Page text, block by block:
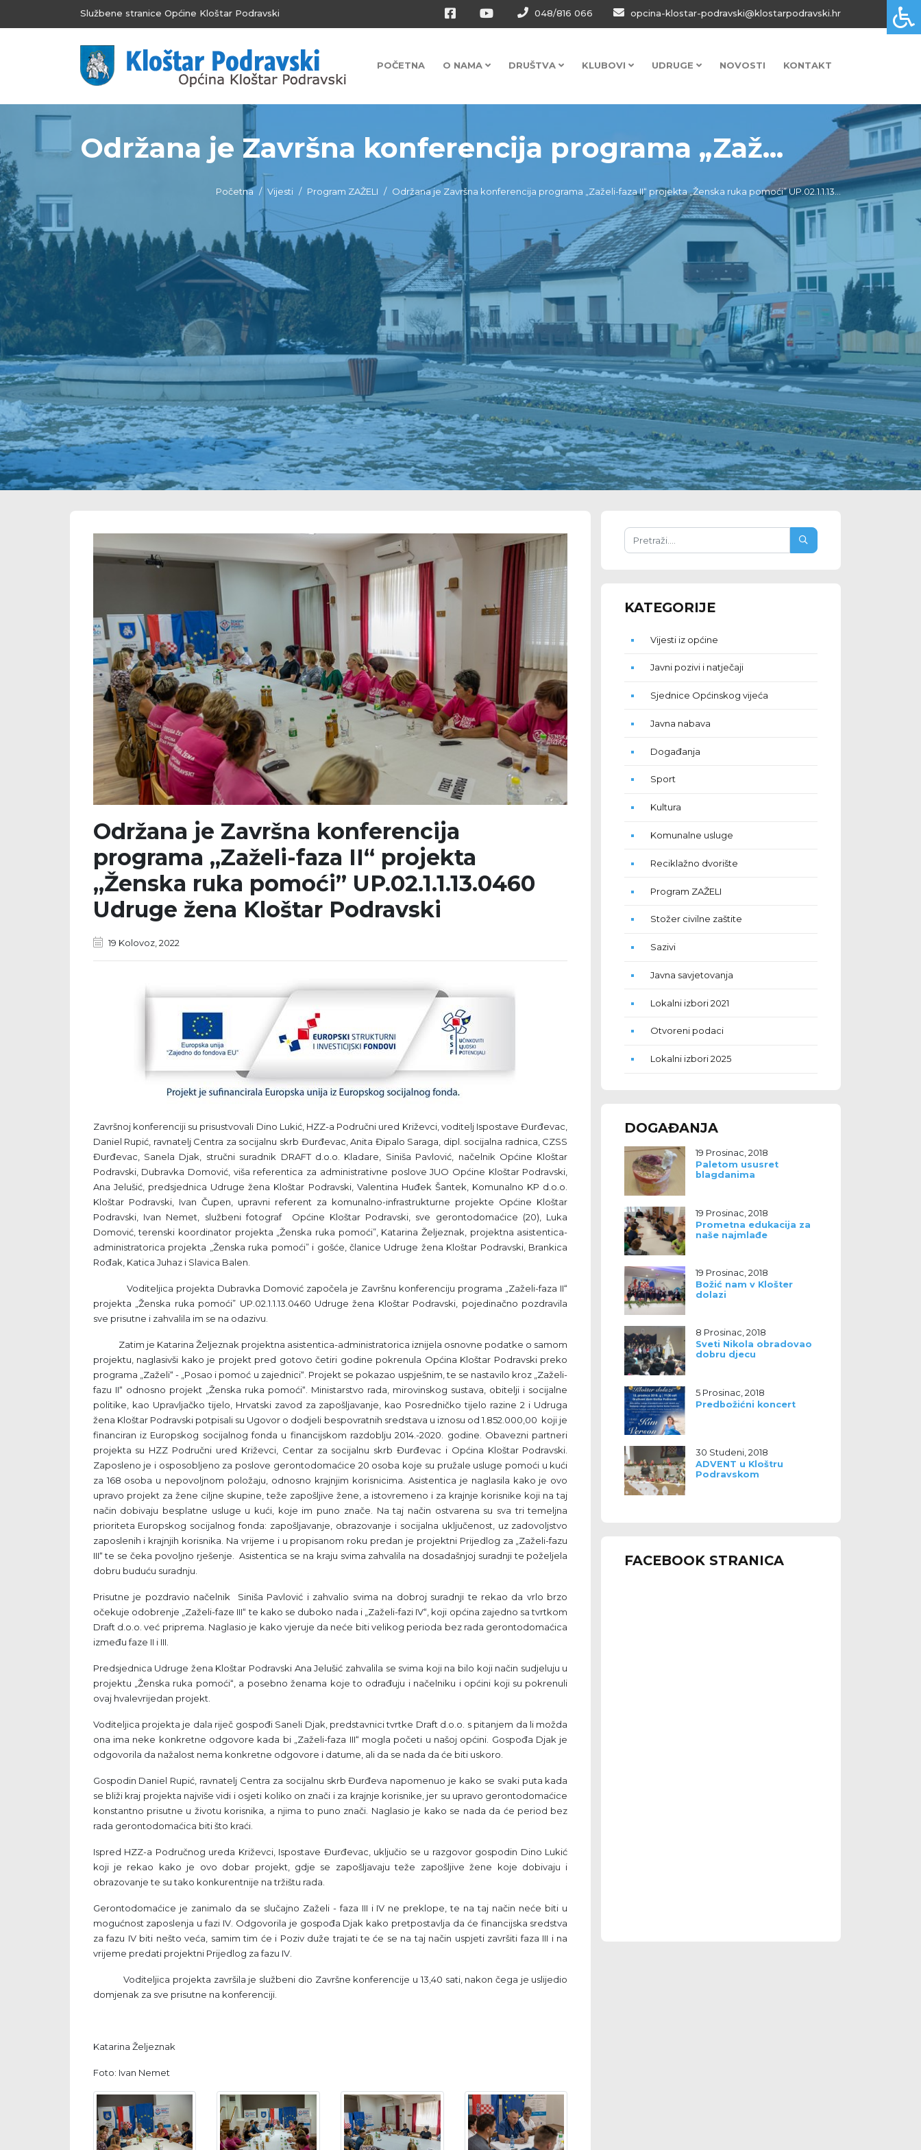
Službene stranice Općine Kloštar Podravski 048/816 066 opcina-klostar-podravski@klostarpodravski.hr
POČETNA O NAMA DRUŠTVA KLUBOVI UDRUGE NOVOSTI KONTAKT
Održana je Završna konferencija programa „Zaž...
Početna Vijesti Program ZAŽELI Održana je Završna konferencija programa „Zaželi-faza II“ projekta „Ženska ruka pomoći” UP.02.1.1.13...
Održana je Završna konferencija
programa „Zaželi-faza II“ projekta
„Ženska ruka pomoći” UP.02.1.1.13.0460
Udruge žena Kloštar Podravski
19 Kolovoz, 2022
Završnoj konferenciji su prisustvovali Dino Lukić, HZZ-a Područni ured Križevci, voditelj Ispostave Đurđevac,
Daniel Rupić, ravnatelj Centra za socijalnu skrb Đurđevac, Anita Đipalo Saraga, dipl. socijalna radnica, CZSS
Đurđevac, Sanela Djak, stručni suradnik DRAFT d.o.o. Kladare, Siniša Pavlović, načelnik Općine Kloštar
Podravski, Dubravka Domović, viša referentica za administrativne poslove JUO Općine Kloštar Podravski,
Ana Jelušić, predsjednica Udruge žena Kloštar Podravski, Valentina Huđek Šantek, Komunalno KP d.o.o.
Kloštar Podravski, Ivan Čupen, upravni referent za komunalno-infrastrukturne projekte Općine Kloštar
Podravski, Ivan Nemet, službeni fotograf Općine Kloštar Podravski, sve gerontodomaćice (20), Luka
Domović, terenski koordinator projekta „Ženska ruka pomoći”, Katarina Željeznak, projektna asistentica-
administratorica projekta „Ženska ruka pomoći” i gošće, članice Udruge žena Kloštar Podravski, Brankica
Rođak, Katica Juhaz i Slavica Balen.
Voditeljica projekta Dubravka Domović započela je Završnu konferenciju programa „Zaželi-faza II“
projekta „Ženska ruka pomoći” UP.02.1.1.13.0460 Udruge žena Kloštar Podravski, pojedinačno pozdravila
sve prisutne i zahvalila im se na odazivu.
Zatim je Katarina Željeznak projektna asistentica-administratorica iznijela osnovne podatke o samom
projektu, naglasivši kako je projekt pred gotovo četiri godine pokrenula Općina Kloštar Podravski preko
programa „Zaželi“ - „Posao i pomoć u zajednici“. Projekt se pokazao uspješnim, te se nastavilo kroz „Zaželi-
fazu II“ odnosno projekt „Ženska ruka pomoći“. Ministarstvo rada, mirovinskog sustava, obitelji i socijalne
politike, kao Upravljačko tijelo, Hrvatski zavod za zapošljavanje, kao Posredničko tijelo razine 2 i Udruga
žena Kloštar Podravski potpisali su Ugovor o dodjeli bespovratnih sredstava u iznosu od 1.852.000,00 koji je
financiran iz Europskog socijalnog fonda u financijskom razdoblju 2014.-2020. godine. Obavezni partneri
projekta su HZZ Područni ured Križevci, Centar za socijalnu skrb Đurđevac i Općina Kloštar Podravski.
Zaposleno je i osposobljeno za poslove gerontodomaćice 20 osoba koje su pružale usluge pomoći u kući
za 168 osoba u nepovoljnom položaju, odnosno krajnjim korisnicima. Asistentica je naglasila kako je ovo
upravo projekt za žene ciljne skupine, teže zapošljive žene, a istovremeno i za krajnje korisnike koji na taj
način dobivaju besplatne usluge u kući, koje im puno znače. Na taj način ostvarena su sva tri temeljna
prioriteta Europskog socijalnog fonda: zapošljavanje, obrazovanje i socijalna uključenost, uz zadovoljstvo
zaposlenih i krajnjih korisnika. Na vrijeme i u propisanom roku predan je projektni Prijedlog za „Zaželi-fazu
III“ te se čeka povoljno rješenje. Asistentica se na kraju svima zahvalila na dosadašnjoj suradnji te poželjela
dobru buduću suradnju.
Prisutne je pozdravio načelnik Siniša Pavlović i zahvalio svima na dobroj suradnji te rekao da vrlo brzo
očekuje odobrenje „Zaželi-faze III“ te kako se duboko nada i „Zaželi-fazi IV“, koji općina zajedno sa tvrtkom
Draft d.o.o. već priprema. Naglasio je kako vjeruje da neće biti velikog perioda bez rada gerontodomaćica
između faze II i III.
Predsjednica Udruge žena Kloštar Podravski Ana Jelušić zahvalila se svima koji na bilo koji način sudjeluju u
projektu „Ženska ruka pomoći“, a posebno ženama koje to odrađuju i načelniku i općini koji su pokrenuli
ovaj hvalevrijedan projekt.
Voditeljica projekta je dala riječ gospođi Saneli Djak, predstavnici tvrtke Draft d.o.o. s pitanjem da li možda
ona ima neke konkretne odgovore kada bi „Zaželi-faza III“ mogla početi u našoj općini. Gospođa Djak je
odgovorila da nažalost nema konkretne odgovore i datume, ali da se nada da će biti uskoro.
Gospodin Daniel Rupić, ravnatelj Centra za socijalnu skrb Đurđeva napomenuo je kako se svaki puta kada
se bliži kraj projekta najviše vidi i osjeti koliko on znači i za krajnje korisnike, jer su upravo gerontodomaćice
konstantno prisutne u životu korisnika, a njima to puno znači. Naglasio je kako se nada da će period bez
rada gerontodomaćica biti što kraći.
Ispred HZZ-a Područnog ureda Križevci, Ispostave Đurđevac, uključio se u razgovor gospodin Dino Lukić
koji je rekao kako je ovo dobar projekt, gdje se zapošljavaju teže zapošljive žene koje dobivaju i
obrazovanje te su tako konkurentnije na tržištu rada.
Gerontodomaćice je zanimalo da se slučajno Zaželi - faza III i IV ne preklope, te na taj način neće biti u
mogućnost zaposlenja u fazi IV. Odgovorila je gospođa Djak kako pretpostavlja da će financijska sredstva
za fazu IV biti nešto veća, samim tim će i Poziv duže trajati te će se na taj način uspjeti završiti faza III i na
vrijeme predati projektni Prijedlog za fazu IV.
Voditeljica projekta završila je službeni dio Završne konferencije u 13,40 sati, nakon čega je uslijedio
domjenak za sve prisutne na konferenciji.
Katarina Željeznak
Foto: Ivan Nemet
KATEGORIJE
Vijesti iz općine
Javni pozivi i natječaji
Sjednice Općinskog vijeća
Javna nabava
Događanja
Sport
Kultura
Komunalne usluge
Reciklažno dvorište
Program ZAŽELI
Stožer civilne zaštite
Sazivi
Javna savjetovanja
Lokalni izbori 2021
Otvoreni podaci
Lokalni izbori 2025
DOGAĐANJA
19 Prosinac, 2018
Paletom ususret
blagdanima
19 Prosinac, 2018
Prometna edukacija za
naše najmlađe
19 Prosinac, 2018
Božić nam v Klošter
dolazi
8 Prosinac, 2018
Sveti Nikola obradovao
dobru djecu
5 Prosinac, 2018
Predbožićni koncert
30 Studeni, 2018
ADVENT u Kloštru
Podravskom
FACEBOOK STRANICA